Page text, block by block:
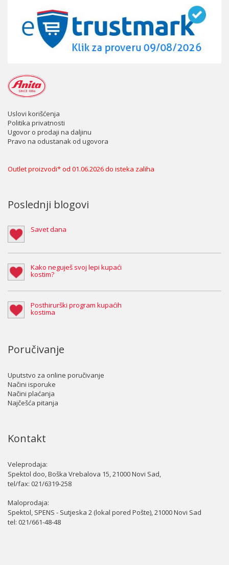
Uslovi korišćenja
Politika privatnosti
Ugovor o prodaji na daljinu
Pravo na odustanak od ugovora
Outlet proizvodi* od 01.06.2026 do isteka zaliha
Poslednji blogovi
Savet dana
Kako neguješ svoj lepi kupaći
kostim?
Posthirurški program kupaćih
kostima
Poručivanje
Uputstvo za online poručivanje
Načini isporuke
Načini plaćanja
Najčešća pitanja
Kontakt
Veleprodaja:
Spektol doo, Boška Vrebalova 15, 21000 Novi Sad,
tel/fax: 021/6319-258
Maloprodaja:
Spektol, SPENS - Sutjeska 2 (lokal pored Pošte), 21000 Novi Sad
tel: 021/661-48-48